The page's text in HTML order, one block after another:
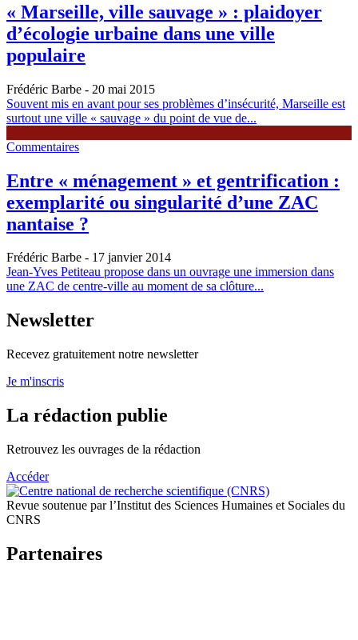
« Marseille, ville sauvage » : plaidoyer
d’écologie urbaine dans une ville
populaire
Frédéric Barbe - 20 mai 2015
Souvent mis en avant pour ses problèmes d’insécurité, Marseille est
surtout une ville « sauvage » du point de vue de...
Commentaires
Entre « ménagement » et gentrification :
exemplarité ou singularité d’une ZAC
nantaise ?
Frédéric Barbe - 17 janvier 2014
Jean-Yves Petiteau propose dans un ouvrage une immersion dans
une ZAC de centre-ville au moment de sa clôture...
Newsletter
Recevez gratuitement notre newsletter
Je m'inscris
La rédaction publie
Retrouvez les ouvrages de la rédaction
Accéder
Revue soutenue par l’Institut des Sciences Humaines et Sociales du
CNRS
Partenaires